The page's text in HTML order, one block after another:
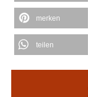
merken
teilen